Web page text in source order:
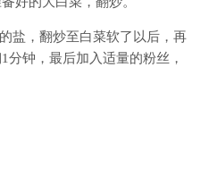
，翻炒至白菜软了以后，再
分钟，最后加入适量的粉丝，